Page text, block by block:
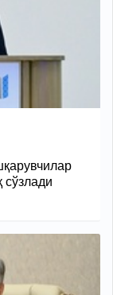
сўзлади